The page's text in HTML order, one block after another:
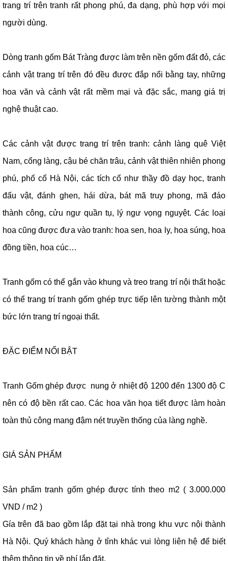
trang trí trên tranh rất phong phú, đa dạng, phù hợp với mọi
người dùng.
Dòng tranh gốm Bát Tràng được làm trên nền gốm đất đỏ, các
cảnh vật trang trí trên đó đều được đắp nổi bằng tay, những
hoa văn và cảnh vật rất mềm mại và đặc sắc, mang giá trị
nghệ thuật cao.
Các cảnh vật được trang trí trên tranh: cảnh làng quê Việt
Nam, cổng làng, cậu bé chăn trâu, cảnh vật thiên nhiên phong
phú, phố cổ Hà Nội, các tích cổ như thầy đồ dạy học, tranh
đấu vật, đánh ghen, hái dừa, bát mã truy phong, mã đáo
thành công, cửu ngư quần tụ, lý ngư vọng nguyệt. Các loại
hoa cũng được đưa vào tranh: hoa sen, hoa ly, hoa súng, hoa
đồng tiền, hoa cúc…
Tranh gốm có thể gắn vào khung và treo trang trí nội thất hoặc
có thể trang trí tranh gốm ghép trực tiếp lên tường thành một
bức lớn trang trí ngoại thất.
ĐẶC ĐIỂM NỔI BẬT
Tranh Gốm ghép được nung ở nhiệt độ 1200 đến 1300 độ C
nên có độ bền rất cao. Các hoa văn họa tiết được làm hoàn
toàn thủ công mang đậm nét truyền thống của làng nghề.
GIÁ SẢN PHẨM
Sản phẩm tranh gốm ghép được tính theo m2 ( 3.000.000
VND / m2 )
Gía trên đã bao gồm lắp đặt tại nhà trong khu vực nội thành
Hà Nội. Quý khách hàng ở tỉnh khác vui lòng liên hệ để biết
thêm thông tin về phí lắp đặt.